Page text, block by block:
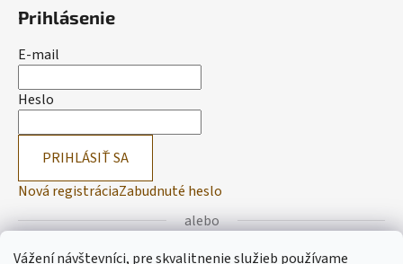
Vážení návštevníci, pre skvalitnenie služieb používame
Prihlásenie
E-mail
Heslo
PRIHLÁSIŤ SA
Nová registráciaZabudnuté heslo
alebo